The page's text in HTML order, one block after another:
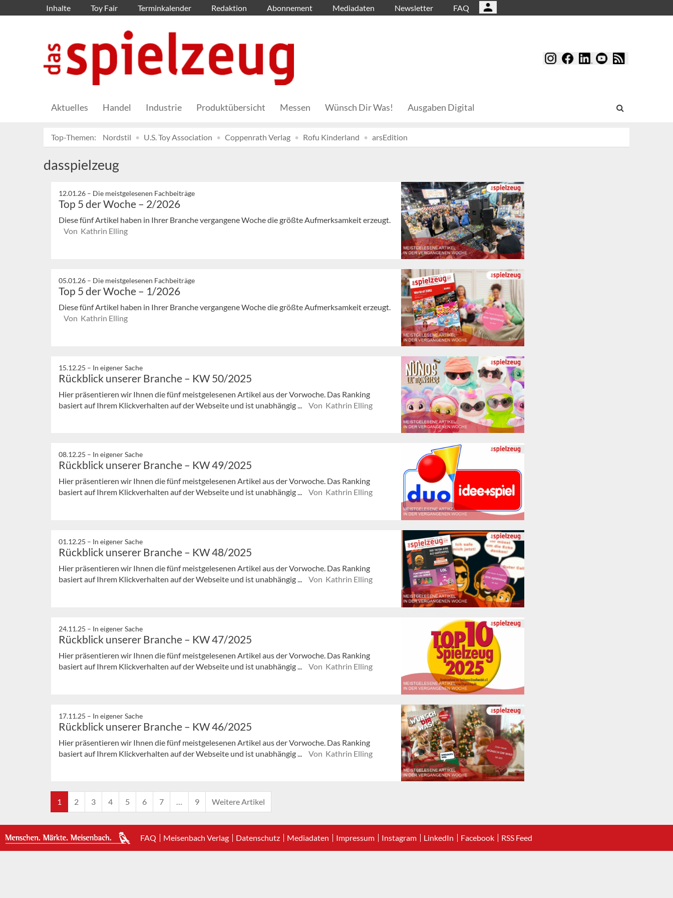
Inhalte Toy Fair Terminkalender Redaktion Abonnement Mediadaten Newsletter FAQ
Aktuelles Handel Industrie Produktübersicht Messen Wünsch Dir Was! Ausgaben Digital
Top-Themen: Nordstil U.S. Toy Association Coppenrath Verlag Rofu Kinderland arsEdition
dasspielzeug
12.01.26 – Die meistgelesenen Fachbeiträge
Top 5 der Woche – 2/2026
Diese fünf Artikel haben in Ihrer Branche vergangene Woche die größte Aufmerksamkeit erzeugt.
Von Kathrin Elling
05.01.26 – Die meistgelesenen Fachbeiträge
Top 5 der Woche – 1/2026
Diese fünf Artikel haben in Ihrer Branche vergangene Woche die größte Aufmerksamkeit erzeugt.
Von Kathrin Elling
15.12.25 – In eigener Sache
Rückblick unserer Branche – KW 50/2025
Hier präsentieren wir Ihnen die fünf meistgelesenen Artikel aus der Vorwoche. Das Ranking
basiert auf Ihrem Klickverhalten auf der Webseite und ist unabhängig ...
Von Kathrin Elling
08.12.25 – In eigener Sache
Rückblick unserer Branche – KW 49/2025
Hier präsentieren wir Ihnen die fünf meistgelesenen Artikel aus der Vorwoche. Das Ranking
basiert auf Ihrem Klickverhalten auf der Webseite und ist unabhängig ...
Von Kathrin Elling
01.12.25 – In eigener Sache
Rückblick unserer Branche – KW 48/2025
Hier präsentieren wir Ihnen die fünf meistgelesenen Artikel aus der Vorwoche. Das Ranking
basiert auf Ihrem Klickverhalten auf der Webseite und ist unabhängig ...
Von Kathrin Elling
24.11.25 – In eigener Sache
Rückblick unserer Branche – KW 47/2025
Hier präsentieren wir Ihnen die fünf meistgelesenen Artikel aus der Vorwoche. Das Ranking
basiert auf Ihrem Klickverhalten auf der Webseite und ist unabhängig ...
Von Kathrin Elling
17.11.25 – In eigener Sache
Rückblick unserer Branche – KW 46/2025
Hier präsentieren wir Ihnen die fünf meistgelesenen Artikel aus der Vorwoche. Das Ranking
basiert auf Ihrem Klickverhalten auf der Webseite und ist unabhängig ...
Von Kathrin Elling
1 2 3 4 5 6 7 … 9 Weitere Artikel
FAQ Meisenbach Verlag Datenschutz Mediadaten Impressum Instagram LinkedIn Facebook RSS Feed